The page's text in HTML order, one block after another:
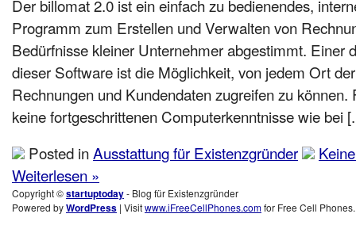
Der billomat 2.0 ist ein einfach zu bedienendes,
Programm zum Erstellen und Verwalten von
Bedürfnisse kleiner Unternehmer abgestimmt. Einer
dieser Software ist die Möglichkeit, von jedem Ort
Rechnungen und Kundendaten zugreifen zu
keine fortgeschrittenen Computerkenntnisse wie bei
Posted inAusstattung für Existenzgründer
Weiterlesen »
Copyright ©startuptoday- Blog für Existenzgründer
Powered byWordPress | Visitwww.iFreeCellPhones.comfor Free Cell